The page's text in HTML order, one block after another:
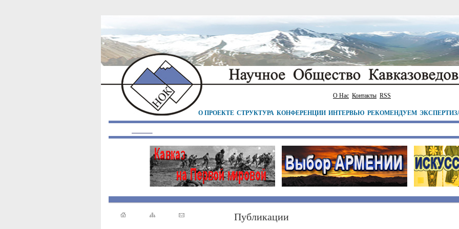
О Нас Контакты RSS
О ПРОЕКТЕ СТРУКТУРА КОНФЕРЕНЦИИ ИНТЕРВЬЮ РЕКОМЕНДУЕМ
Публикации